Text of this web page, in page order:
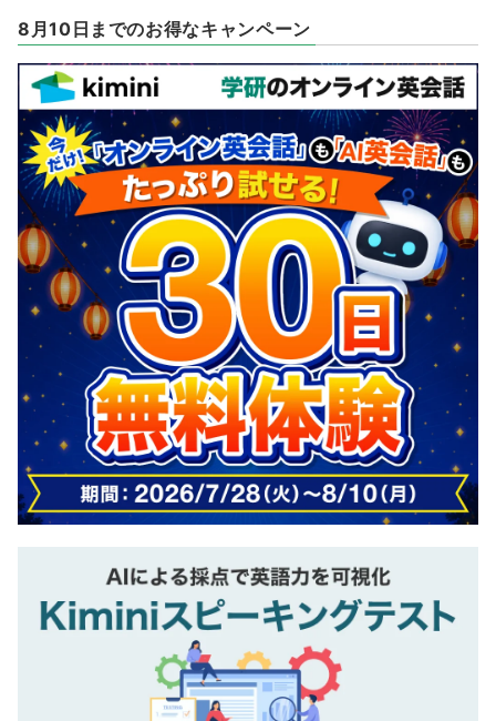
8月10日までのお得なキャンペーン